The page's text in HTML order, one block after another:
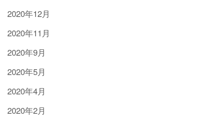
2020年12月
2020年11月
2020年9月
2020年5月
2020年4月
2020年2月